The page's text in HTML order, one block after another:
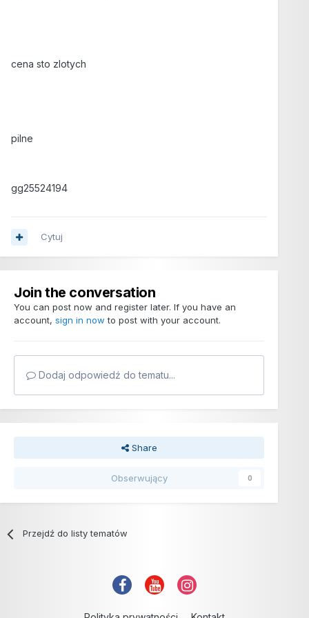
cena sto zlotych
pilne
gg25524194
Cytuj
Join the conversation
You can post now and register later. If you have an
account, sign in now to post with your account.
Dodaj odpowiedź do tematu...
Share
Obserwujący 0
Przejdź do listy tematów